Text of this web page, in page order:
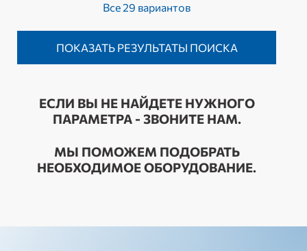
Все 29 вариантов
ЕСЛИ ВЫ НЕ НАЙДЕТЕ НУЖНОГО
ПАРАМЕТРА - ЗВОНИТЕ НАМ.
МЫ ПОМОЖЕМ ПОДОБРАТЬ
НЕОБХОДИМОЕ ОБОРУДОВАНИЕ.